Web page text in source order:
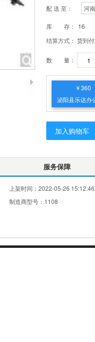
配 送 至： 河
库 存： 16
结算方式： 货到
数 量：
￥360
泌阳县乐达办
有限公司
加入购物车
服务保障
上架时间： 2022-05-26 15:12:46
制造商型号： 1108